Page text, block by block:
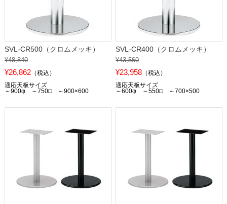
SVL-CR500（クロムメッキ）
¥48,840
¥26,862（税込）
適応天板サイズ
～900φ ～750□ ～900×600
SVL-CR400（クロムメッキ）
¥43,560
¥23,958 （税込）
適応天板サイズ
～600φ ～550□ ～700×500